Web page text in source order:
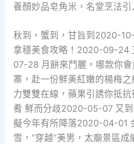
養顏妙品皂角米，名堂烹法引
秋到，蟹到，甘旨到2020-
拿穩美食攻略！2020-09-24
07-28 月餅來鬥麗，哪款你
寨，赴一份鮮美紅嫩的楊梅
力雙雙在線，蘋果引誘你抵
肴 鮮而分歧2020-05-07 又
擬今年有所降落2020-04-01
雪，“穿越”美男，太廟景區成